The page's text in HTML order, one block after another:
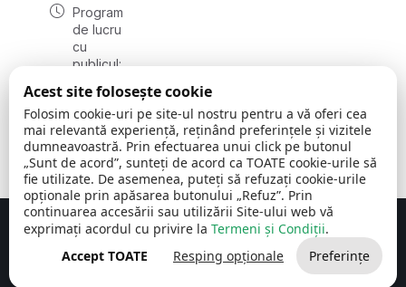
Program
de lucru
cu
publicul:
08:00 -
16:30
, vineri:
08:00 -
14:00
Comuna Cerchezu © 2026Toate drepturile rezervate
Concept realizat de Big Media Relații Publice SRL
Acest site folosește cookie
Folosim cookie-uri pe site-ul nostru pentru a vă oferi cea
mai relevantă experiență, reținând preferințele și vizitele
dumneavoastră. Prin efectuarea unui click pe butonul
„Sunt de acord”, sunteți de acord ca TOATE cookie-urile să
fie utilizate. De asemenea, puteți să refuzați cookie-urile
opționale prin apăsarea butonului „Refuz”. Prin
continuarea accesării sau utilizării Site-ului web vă
exprimați acordul cu privire la Termeni și Condiții.
Accept TOATE
Resping opționale Preferințe